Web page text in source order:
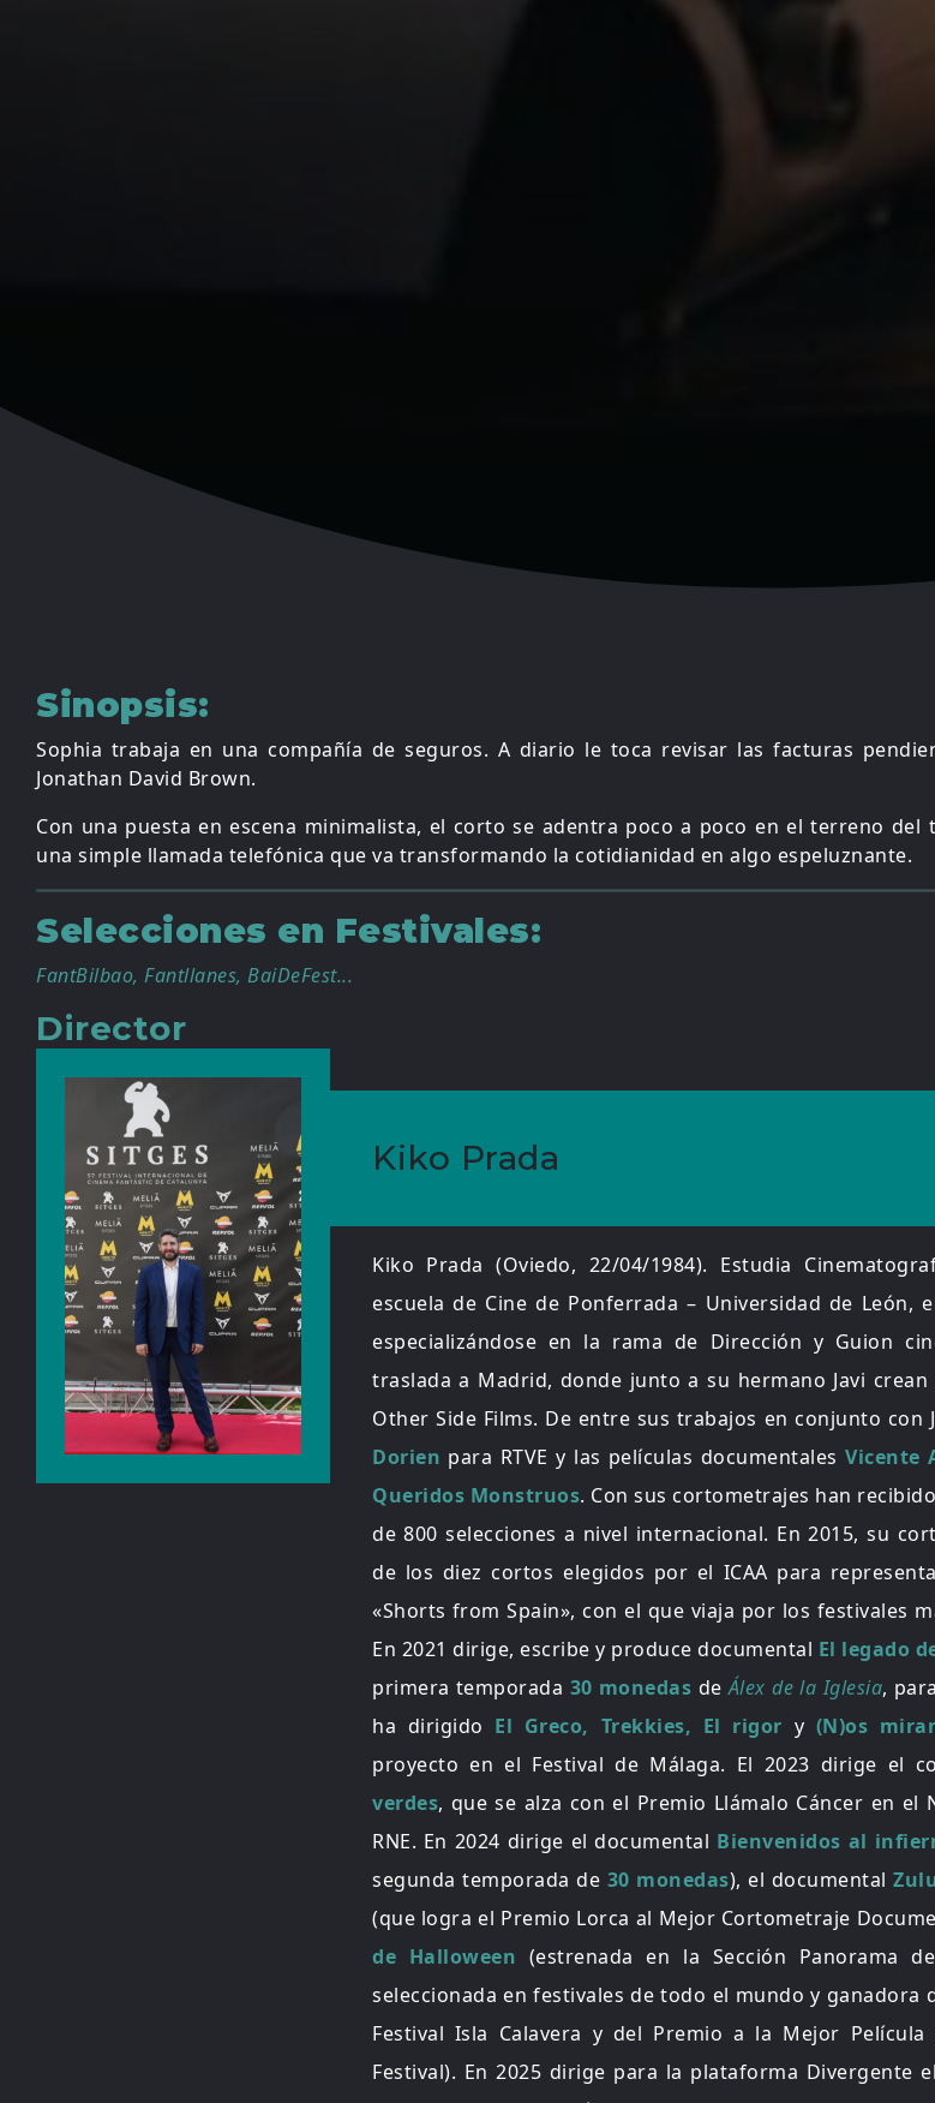
Sinopsis:
Sophia trabaja en una compañía de seguros. A diario le toca revisar las facturas
Jonathan David Brown.
Con una puesta en escena minimalista, el corto se adentra poco a poco en el terreno
una simple llamada telefónica que va transformando la cotidianidad en algo espeluznante.
Selecciones en Festivales:
FantBilbao, Fantllanes, BaiDeFest...
Director
Kiko Prada
Kiko Prada (Oviedo, 22/04/1984). Estudia
escuela de Cine de Ponferrada – Universidad de León,
especializándose en la rama de Dirección y Guion
traslada a Madrid, donde junto a su hermano Javi
Other Side Films. De entre sus trabajos en conjunto con
Dorien para RTVE y las películas documentalesVicente
Queridos Monstruos. Con sus cortometrajes han
de 800 selecciones a nivel internacional. En 2015, su
de los diez cortos elegidos por el ICAA para
«Shorts from Spain», con el que viaja por los festivales
En 2021 dirige, escribe y produce documental El legado
primera temporada 30 monedas deÁlex de la Iglesia,
ha dirigido El Greco, Trekkies, El rigor y (N)os
proyecto en el Festival de Málaga. El 2023 dirige el
verdes, que se alza con el Premio Llámalo Cáncer en el
RNE. En 2024 dirige el documental Bienvenidos al
segunda temporada de 30 monedas), el documental
(que logra el Premio Lorca al Mejor Cortometraje
de Halloween (estrenada en la Sección Panorama
seleccionada en festivales de todo el mundo y ganadora
Festival Isla Calavera y del Premio a la Mejor
Festival). En 2025 dirige para la plataforma Divergente